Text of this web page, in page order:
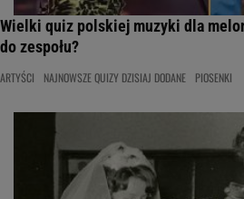
Wielki quiz polskiej muzyki dla
do zespołu?
ARTYŚCI NAJNOWSZE QUIZY DZISIAJ DODANE PIOSENKI